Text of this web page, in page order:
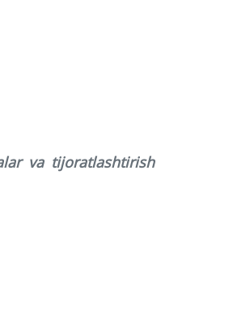
va tijoratlashtirish